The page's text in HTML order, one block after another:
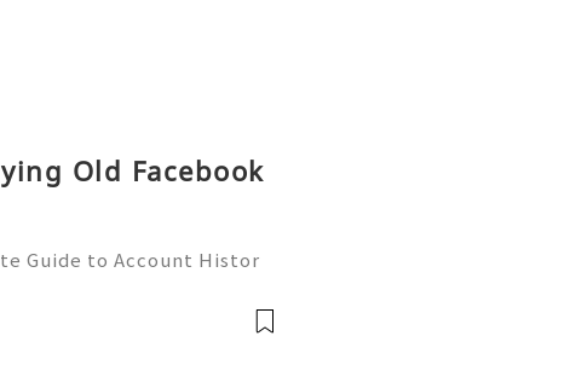
Old Facebook
Guide to Account Histor
💫💎💲💫🌐✨💎WhatsApp
@us